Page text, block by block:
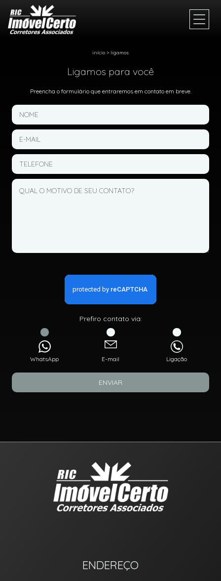
início > ligamos
Ligamos para você
Preencha o formulário que entraremos em contato em breve.
Prefiro contato via:
WhatsApp E-mail Ligação
ENVIAR
ENDEREÇO